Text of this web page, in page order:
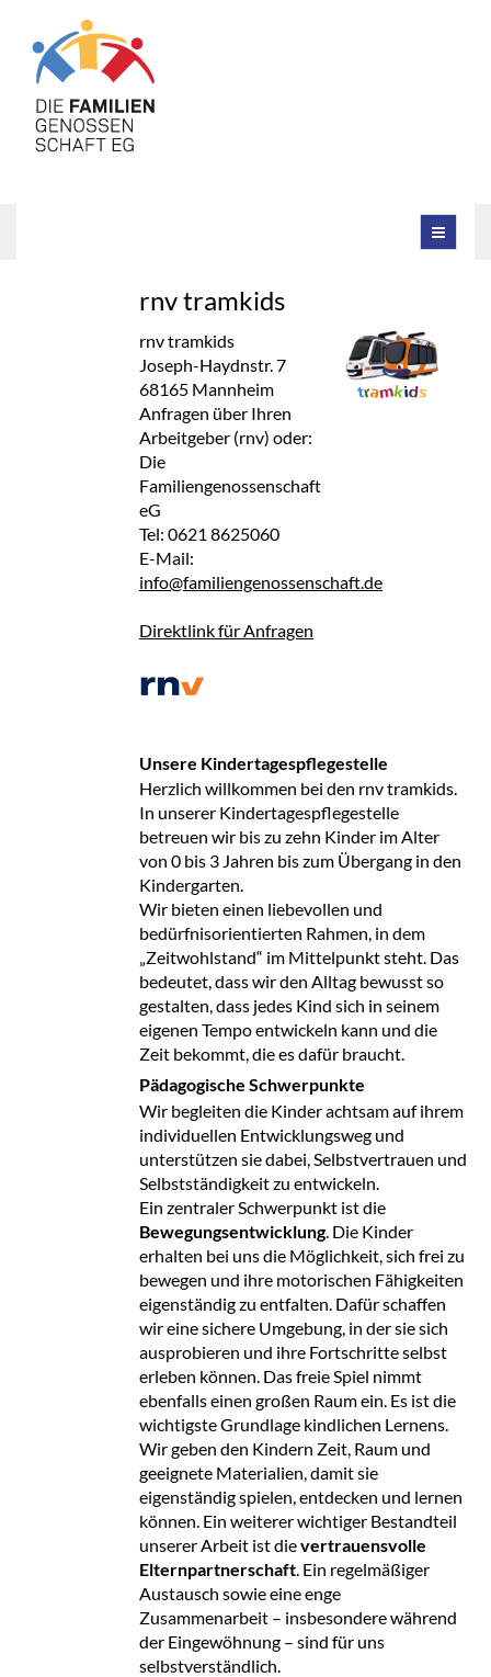
rnv tramkids
rnv tramkids
Joseph-Haydnstr. 7
68165 Mannheim
Anfragen über Ihren
Arbeitgeber (rnv) oder:
Die
Familiengenossenschaft
eG
Tel: 0621 8625060
E-Mail:
info@familiengenossenschaft.de
Direktlink für Anfragen
Unsere Kindertagespflegestelle
Herzlich willkommen bei den rnv tramkids.
In unserer Kindertagespflegestelle
betreuen wir bis zu zehn Kinder im Alter
von 0 bis 3 Jahren bis zum Übergang in den
Kindergarten.
Wir bieten einen liebevollen und
bedürfnisorientierten Rahmen, in dem
„Zeitwohlstand“ im Mittelpunkt steht. Das
bedeutet, dass wir den Alltag bewusst so
gestalten, dass jedes Kind sich in seinem
eigenen Tempo entwickeln kann und die
Zeit bekommt, die es dafür braucht.
Pädagogische Schwerpunkte
Wir begleiten die Kinder achtsam auf ihrem
individuellen Entwicklungsweg und
unterstützen sie dabei, Selbstvertrauen und
Selbstständigkeit zu entwickeln.
Ein zentraler Schwerpunkt ist die
Bewegungsentwicklung. Die Kinder
erhalten bei uns die Möglichkeit, sich frei zu
bewegen und ihre motorischen Fähigkeiten
eigenständig zu entfalten. Dafür schaffen
wir eine sichere Umgebung, in der sie sich
ausprobieren und ihre Fortschritte selbst
erleben können. Das freie Spiel nimmt
ebenfalls einen großen Raum ein. Es ist die
wichtigste Grundlage kindlichen Lernens.
Wir geben den Kindern Zeit, Raum und
geeignete Materialien, damit sie
eigenständig spielen, entdecken und lernen
können. Ein weiterer wichtiger Bestandteil
unserer Arbeit ist dievertrauensvolle
Elternpartnerschaft. Ein regelmäßiger
Austausch sowie eine enge
Zusammenarbeit – insbesondere während
der Eingewöhnung – sind für uns
selbstverständlich.